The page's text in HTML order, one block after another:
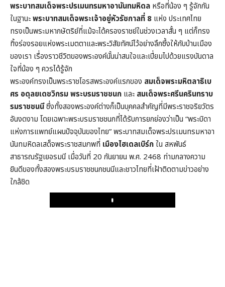
พระบาทสมเด็จพระปรเมนทรมหาอานันทมหิดล หรือที่น้อง ๆ รู้จักกัน
ในฐานะพระบาทสมเด็จพระเจ้าอยู่หัวรัชกาลที่ 8 แห่ง ประเทศไทย
ทรงเป็นพระมหากษัตริย์ที่แม้จะได้ครองราชย์ในช่วงเวลาสั้น ๆ แต่ก็ทรง
ทิ้งร่องรอยแห่งพระเมตตาและพระวิสัยทัศน์ไว้อย่างลึกซึ้งให้กับบ้านเมือง
ของเรา เรื่องราวชีวิตของพระองค์นั้นน่าสนใจและเปี่ยมไปด้วยแรงบันดาล
ใจที่น้อง ๆ ควรได้รู้จัก
พระองค์ทรงเป็นพระราชโอรสพระองค์แรกของ สมเด็จพระมหิตลาธิเบ
ศร อดุลยเดชวิกรม พระบรมราชชนก และ สมเด็จพระศรีนครินทราบ
รมราชชนนีซึ่งทั้งสองพระองค์ต่างก็เป็นบุคคลสำคัญที่มีพระราชจริยวัตร
อันงดงาม โดยเฉพาะพระบรมราชชนกที่ได้รับการยกย่องว่าเป็น “พระบิดา
แห่งการแพทย์แผนปัจจุบันของไทย” พระบาทสมเด็จพระปรเมนทรมหาอา
นันทมหิดลเสด็จพระราชสมภพที่ เมืองไฮเดลเบิร์กใน สหพันธ์
สาธารณรัฐเยอรมนี เมื่อวันที่ 20 กันยายน พ.ศ. 2468 ท่ามกลางความ
ยินดีของทั้งสองพระบรมราชชนกชนนีและชาวไทยที่เฝ้าติดตามข่าวอย่าง
ใกล้ชิด
Play